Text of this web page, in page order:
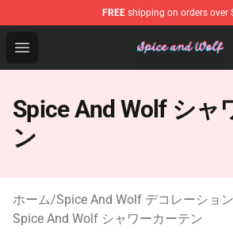
FREE shipping on orders over
Open menu
Spice And Wolf Store - Official
Spice And Wolf シャ
ン
ホーム/Spice And Wolf デコレーション
Spice And Wolf シャワーカーテン